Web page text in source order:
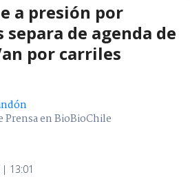
a presión por
de agenda de
por carriles
Prensa en BioBioChile
13:01